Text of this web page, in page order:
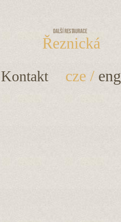
Další restaurace
Řeznická
Kontakt cze / eng